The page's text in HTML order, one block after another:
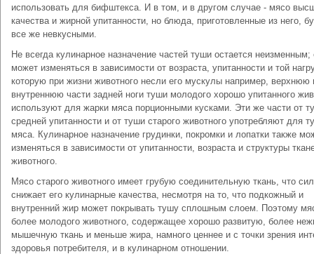
использовать для бифштекса. И в том, и в другом случае - мясо
качества и жирной упитанности, но блюда, приготовленные из него,
все же невкусными.
Не всегда кулинарное назначение частей туши остается неизменным;
может изменяться в зависимости от возраста, упитанности и той
которую при жизни животного несли его мускулы например, верхнюю
внутреннюю части задней ноги туши молодого хорошо упитанного
используют для жарки мяса порционными кусками. Эти же части от
средней упитанности и от туши старого животного употребляют для
мяса. Кулинарное назначение грудинки, покромки и лопатки также
изменяться в зависимости от упитанности, возраста и структуры
животного.
Мясо старого животного имеет грубую соединительную ткань, что
снижает его кулинарные качества, несмотря на то, что подкожный и
внутренний жир может покрывать тушу сплошным слоем. Поэтому
более молодого животного, содержащее хорошо развитую, более
мышечную ткань и меньше жира, намного ценнее и с точки зрения
здоровья потребителя, и в кулинарном отношении.